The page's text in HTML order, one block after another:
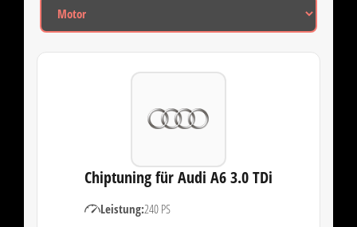
Chiptuning für Audi A6 3.0 TDi
Leistung:240 PS